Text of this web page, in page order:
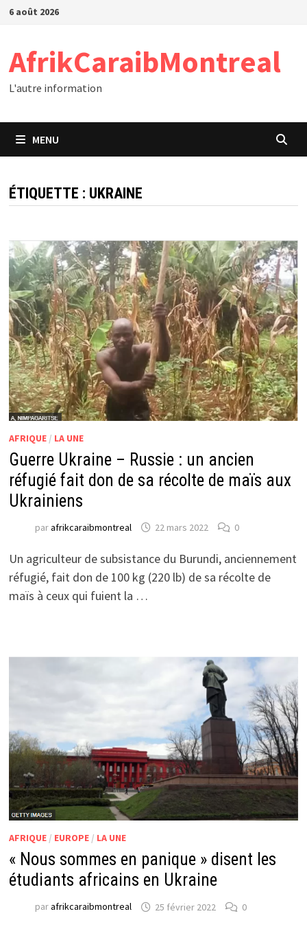
Passer
6 août 2026
AfrikCaraibMontreal
L'autre information
MENU
ÉTIQUETTE : UKRAINE
AFRIQUE/ LA UNE
Guerre Ukraine – Russie : un ancien
réfugié fait don de sa récolte de maïs aux
Ukrainiens
parafrikcaraibmontreal 22 mars 2022 0
Un agriculteur de subsistance du Burundi, anciennement
réfugié, fait don de 100 kg (220 lb) de sa récolte de
maïs à ceux qui fuient la …
AFRIQUE/ EUROPE/ LA UNE
« Nous sommes en panique » disent les
étudiants africains en Ukraine
parafrikcaraibmontreal 25 février 2022 0